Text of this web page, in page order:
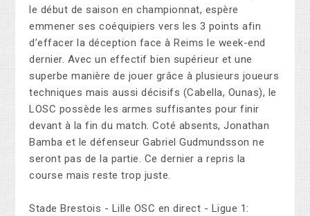
le début de saison en championnat, espère
emmener ses coéquipiers vers les 3 points afin
d’effacer la déception face à Reims le week-end
dernier. Avec un effectif bien supérieur et une
superbe manière de jouer grâce à plusieurs joueurs
techniques mais aussi décisifs (Cabella, Ounas), le
LOSC possède les armes suffisantes pour finir
devant à la fin du match. Coté absents, Jonathan
Bamba et le défenseur Gabriel Gudmundsson ne
seront pas de la partie. Ce dernier a repris la
course mais reste trop juste.
Stade Brestois - Lille OSC en direct - Ligue 1: